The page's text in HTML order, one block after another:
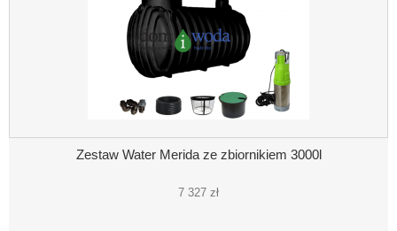
Zestaw Water Merida ze zbiornikiem 3000l
7 327 zł